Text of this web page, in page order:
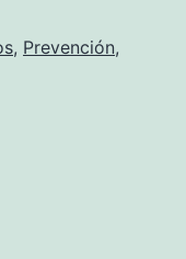
, Prevención,